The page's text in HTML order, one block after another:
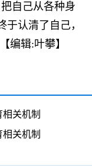
自己从各种身
认清了自己，
【编辑:叶攀】
关机制
关机制